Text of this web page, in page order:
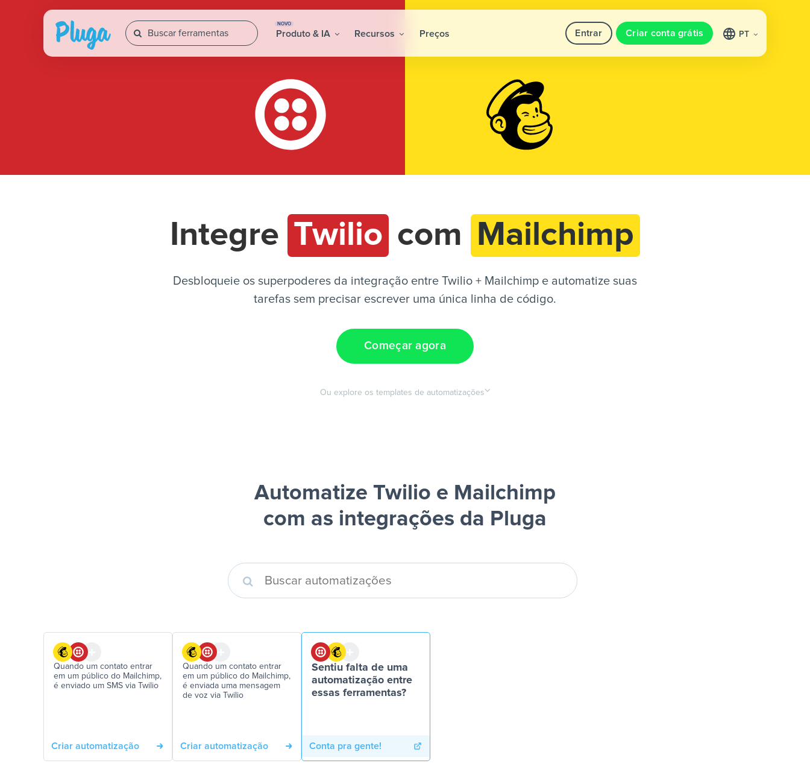
NOVO
Produto & IA Recursos Preços Entrar Criar conta grátis PT
Integre Twilio com Mailchimp
Desbloqueie os superpoderes da integração entre Twilio + Mailchimp e automatize suas
tarefas sem precisar escrever uma única linha de código.
Começar agora
Ou explore os templates de automatizações
Automatize Twilio e Mailchimp
com as integrações da Pluga
Quando um contato entrar
em um público do Mailchimp,
é enviado um SMS via Twilio
Criar automatização
Quando um contato entrar
em um público do Mailchimp,
é enviada uma mensagem
de voz via Twilio
Criar automatização
Sentiu falta de uma
automatização entre
essas ferramentas?
Conta pra gente!